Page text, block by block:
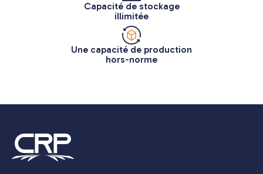
Capacité de stockage
illimitée
Une capacité de production
hors-norme